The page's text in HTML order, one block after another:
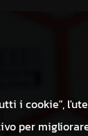
i cookie",
per